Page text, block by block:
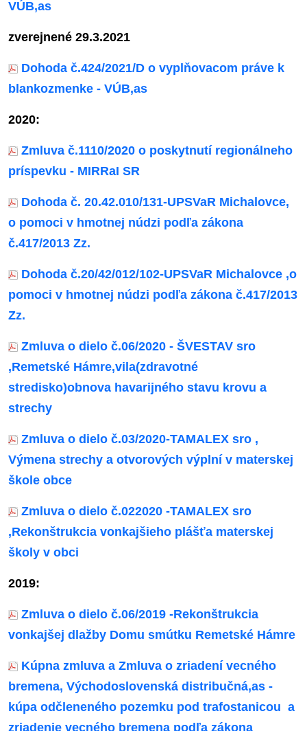
VÚB,as
zverejnené 29.3.2021
Dohoda č.424/2021/D o vyplňovacom práve k
blankozmenke - VÚB,as
2020:
Zmluva č.1110/2020 o poskytnutí regionálneho
príspevku - MIRRaI SR
Dohoda č. 20.42.010/131-UPSVaR Michalovce,
o pomoci v hmotnej núdzi podľa zákona
č.417/2013 Zz.
Dohoda č.20/42/012/102-UPSVaR Michalovce ,o
pomoci v hmotnej núdzi podľa zákona č.417/2013
Zz.
Zmluva o dielo č.06/2020 - ŠVESTAV sro
,Remetské Hámre,vila(zdravotné
stredisko)obnova havarijného stavu krovu a
strechy
Zmluva o dielo č.03/2020-TAMALEX sro ,
Výmena strechy a otvorových výplní v materskej
škole obce
Zmluva o dielo č.022020 -TAMALEX sro
,Rekonštrukcia vonkajšieho plášťa materskej
školy v obci
2019:
Zmluva o dielo č.06/2019 -Rekonštrukcia
vonkajšej dlažby Domu smútku Remetské Hámre
Kúpna zmluva a Zmluva o zriadení vecného
bremena, Východoslovenská distribučná,as -
kúpa odčleneného pozemku pod trafostanicou a
zriadenie vecného bremena podľa zákona